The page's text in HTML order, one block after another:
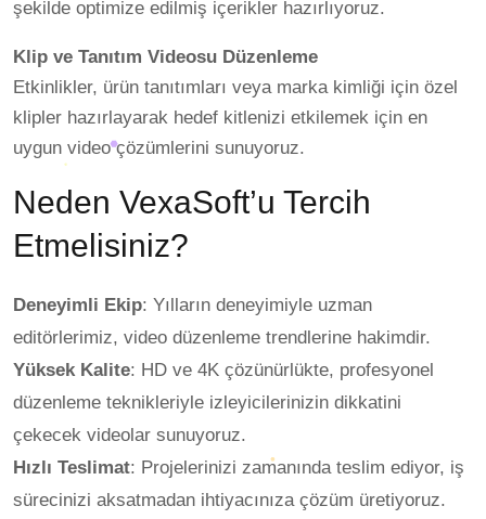
şekilde optimize edilmiş içerikler hazırlıyoruz.
Klip ve Tanıtım Videosu Düzenleme
Etkinlikler, ürün tanıtımları veya marka kimliği için özel
klipler hazırlayarak hedef kitlenizi etkilemek için en
uygun video çözümlerini sunuyoruz.
Neden VexaSoft’u Tercih
Etmelisiniz?
Deneyimli Ekip: Yılların deneyimiyle uzman
editörlerimiz, video düzenleme trendlerine hakimdir.
Yüksek Kalite: HD ve 4K çözünürlükte, profesyonel
düzenleme teknikleriyle izleyicilerinizin dikkatini
çekecek videolar sunuyoruz.
Hızlı Teslimat: Projelerinizi zamanında teslim ediyor, iş
sürecinizi aksatmadan ihtiyacınıza çözüm üretiyoruz.